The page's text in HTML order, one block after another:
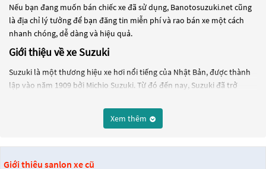
Nếu bạn đang muốn bán chiếc xe đã sử dụng, Banotosuzuki.net cũng
là địa chỉ lý tưởng để bạn đăng tin miễn phí và rao bán xe một cách
nhanh chóng, dễ dàng và hiệu quả.
Giới thiệu về xe Suzuki
Suzuki là một thương hiệu xe hơi nổi tiếng của Nhật Bản, được thành
lập vào năm 1909 bởi Michio Suzuki. Từ đó đến nay, Suzuki đã trở
nhiều dòng sản phẩm phổ biến trên thị trường.
Một trong những dòng xe hơi phổ biến nhất của Suzuki là xe
Xem thêm
Giới thiệu sanlon xe cũ